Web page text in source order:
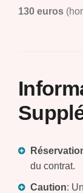
130 euros
du contrat.
Caution: